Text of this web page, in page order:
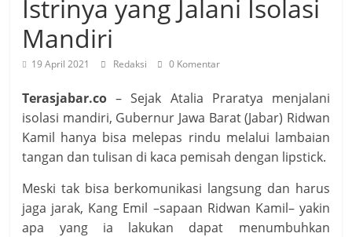
Istrinya yang Jalani Isolasi
Mandiri
19 April 2021 Redaksi 0 Komentar
Terasjabar.co – Sejak Atalia Praratya menjalani
isolasi mandiri, Gubernur Jawa Barat (Jabar) Ridwan
Kamil hanya bisa melepas rindu melalui lambaian
tangan dan tulisan di kaca pemisah dengan lipstick.
Meski tak bisa berkomunikasi langsung dan harus
jaga jarak, Kang Emil –sapaan Ridwan Kamil– yakin
apa yang ia lakukan dapat menumbuhkan